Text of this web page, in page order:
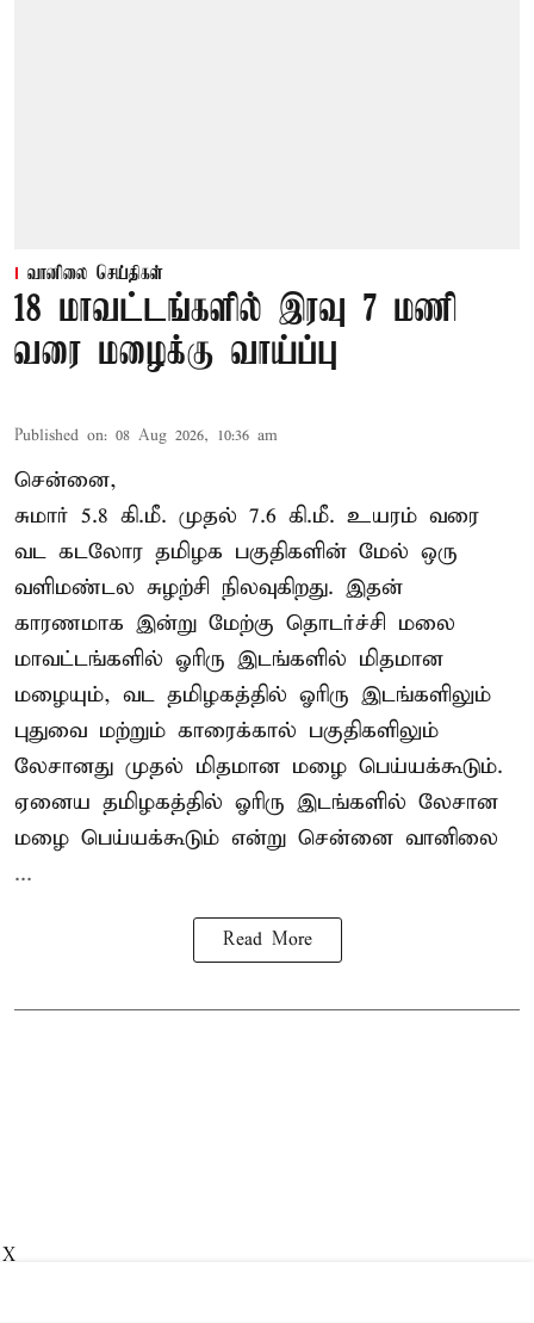
வானிலை செய்திகள்
18 மாவட்டங்களில் இரவு 7 மணி
வரை மழைக்கு வாய்ப்பு
Published on: 08 Aug 2026, 10:36 am
சென்னை,
சுமார் 5.8 கி.மீ. முதல் 7.6 கி.மீ. உயரம் வரை
வட கடலோர தமிழக பகுதிகளின் மேல் ஒரு
வளிமண்டல சுழற்சி நிலவுகிறது. இதன்
காரணமாக இன்று மேற்கு தொடர்ச்சி மலை
மாவட்டங்களில் ஓரிரு இடங்களில் மிதமான
மழையும், வட தமிழகத்தில் ஓரிரு இடங்களிலும்
புதுவை மற்றும் காரைக்கால் பகுதிகளிலும்
லேசானது முதல் மிதமான மழை பெய்யக்கூடும்.
ஏனைய தமிழகத்தில் ஓரிரு இடங்களில் லேசான
மழை பெய்யக்கூடும் என்று சென்னை வானிலை
...
Read More
X